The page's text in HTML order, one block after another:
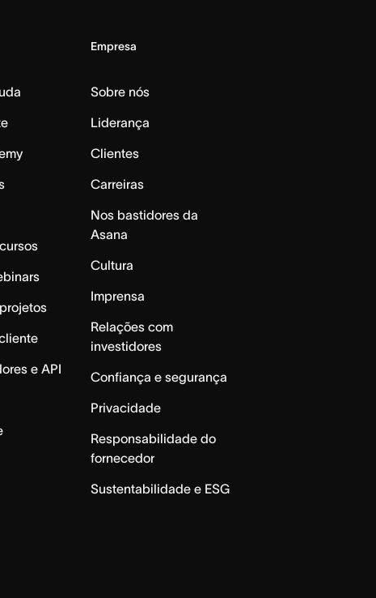
e API
Empresa
Sobre nós
Liderança
Clientes
Carreiras
Nos bastidores da
Asana
Cultura
Imprensa
Relações com
investidores
Confiança e segurança
Privacidade
Responsabilidade do
fornecedor
Sustentabilidade e ESG